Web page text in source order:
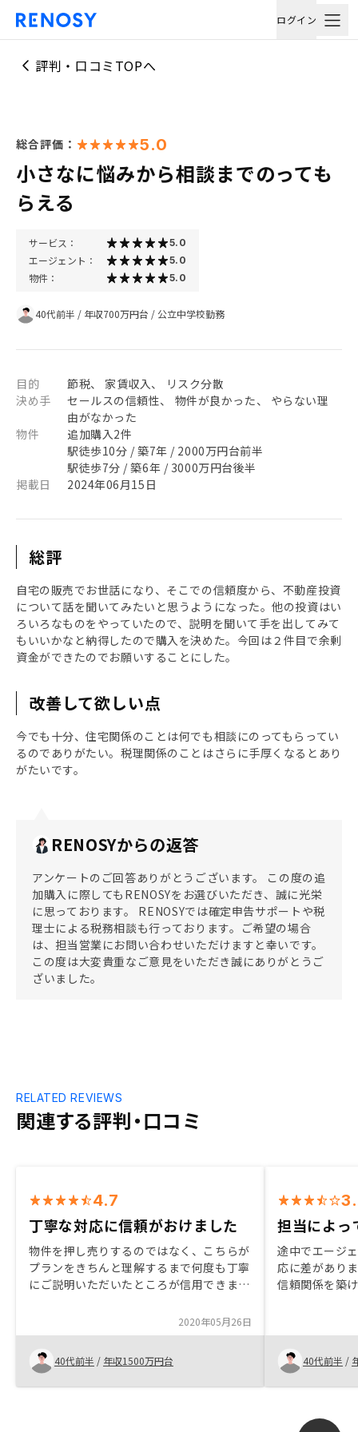
ログイン
評判・口コミTOPへ
総合評価： 5.0
小さなに悩みから相談までのっても
らえる
サービス： 5.0
エージェント： 5.0
物件： 5.0
40代前半 / 年収700万円台 /公立中学校勤務
目的
節税、 家賃収入、 リスク分散
決め手
セールスの信頼性、 物件が良かった、 やらない理
由がなかった
物件
追加購入2件
駅徒歩10分 / 築7年 / 2000万円台前半
駅徒歩7分 / 築6年 / 3000万円台後半
掲載日
2024年06月15日
総評
自宅の販売でお世話になり、そこでの信頼度から、不動産投資
について話を聞いてみたいと思うようになった。他の投資はい
ろいろなものをやっていたので、説明を聞いて手を出してみて
もいいかなと納得したので購入を決めた。今回は２件目で余剰
資金ができたのでお願いすることにした。
改善して欲しい点
今でも十分、住宅関係のことは何でも相談にのってもらってい
るのでありがたい。税理関係のことはさらに手厚くなるとあり
がたいです。
RENOSYからの返答
アンケートのご回答ありがとうございます。 この度の追
加購入に際してもRENOSYをお選びいただき、誠に光栄
に思っております。 RENOSYでは確定申告サポートや税
理士による税務相談も行っております。ご希望の場合
は、担当営業にお問い合わせいただけますと幸いです。
この度は大変貴重なご意見をいただき誠にありがとうご
ざいました。
関連する評判・口コミ
RELATED REVIEWS
4.7
丁寧な対応に信頼がおけました
物件を押し売りするのではなく、こちらが
プランをきちんと理解するまで何度も丁寧
にご説明いただいたところが信用できまし
ていましたが、他社のことを悪く言わない
態度（そういう他社エージェントもいまし
たので）にも好感が持てました。宅建の方
に質問をさせていただいた時に、レスポン
スが遅かったです。
2020年05月26日
40代前半 / 年収1500万円台
担当によっ
途中でエージ
応に差があり
信頼関係を築
いけないので
いでおいてい
40代前半 /